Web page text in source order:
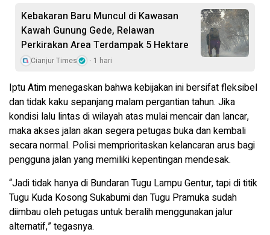
Kebakaran Baru Muncul di Kawasan
Kawah Gunung Gede, Relawan
Perkirakan Area Terdampak 5 Hektare
Cianjur Times 1 hari
Iptu Atim menegaskan bahwa kebijakan ini bersifat fleksibel
dan tidak kaku sepanjang malam pergantian tahun. Jika
kondisi lalu lintas di wilayah atas mulai mencair dan lancar,
maka akses jalan akan segera petugas buka dan kembali
secara normal. Polisi memprioritaskan kelancaran arus bagi
pengguna jalan yang memiliki kepentingan mendesak.
“Jadi tidak hanya di Bundaran Tugu Lampu Gentur, tapi di titik
Tugu Kuda Kosong Sukabumi dan Tugu Pramuka sudah
diimbau oleh petugas untuk beralih menggunakan jalur
alternatif,” tegasnya.